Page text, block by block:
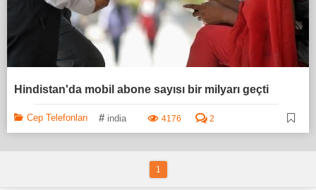
Hindistan'da mobil abone sayısı bir milyarı geçti
Cep Telefonları # india 4176 2
1